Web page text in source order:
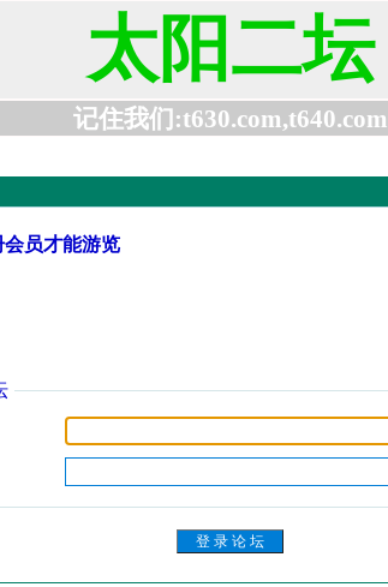
太阳二坛
记住我们:t630.com,t640.com
员才能游览